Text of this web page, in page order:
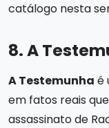
catálogo nesta
8. A
A Testemunha é
em fatos reais
assassinato de